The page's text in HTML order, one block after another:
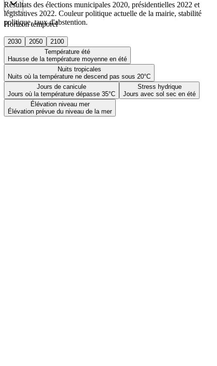
Horizon temporel
2030 2050
2100
Température été
Hausse de la température moyenne en été
Nuits tropicales
Nuits où la température ne descend pas sous 20°C
Jours de canicule
Jours où la température dépasse 35°C
Stress hydrique
Jours avec sol sec en été
Élévation niveau mer
Élévation prévue du niveau de la mer
Résultats des élections municipales 2020, présidentielles 2022 et
législatives 2022. Couleur politique actuelle de la mairie, stabilité
politique, taux d'abstention.